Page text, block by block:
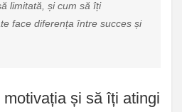
limitată, și cum să îți
face diferența între succes și
și să îți atingi